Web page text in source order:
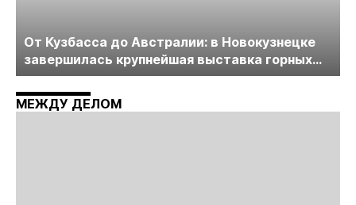
От Кузбасса до Австралии: в Новокузнецке
завершилась крупнейшая выставка горных
технологий «Недра России. Уголь России и
Майнинг»
МЕЖДУ ДЕЛОМ